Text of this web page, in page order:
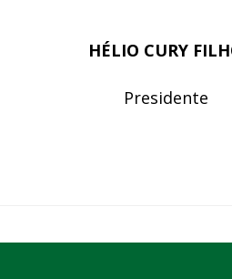
HÉLIO CURY
Presidente